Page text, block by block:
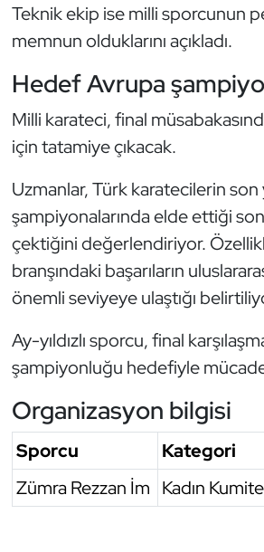
Teknik ekip ise milli sporcunun
memnun olduklarını açıkladı.
Hedef Avrupa
Milli karateci, final
için tatamiye çıkacak.
Uzmanlar, Türk karatecilerin son
şampiyonalarında elde ettiği
çektiğini değerlendiriyor.
branşındaki başarıların
önemli seviyeye ulaştığı
Ay-yıldızlı sporcu, final
şampiyonluğu hedefiyle
Organizasyon bilgisi
Sporcu Kategori
Zümra Rezzan İm Kadın
Muay Thai
Okçuluk
Optimist
Özel Sporcular
Paralimpik
Ragbi
Satranç
Su Topu
Sualtı Sporları
Tekvando